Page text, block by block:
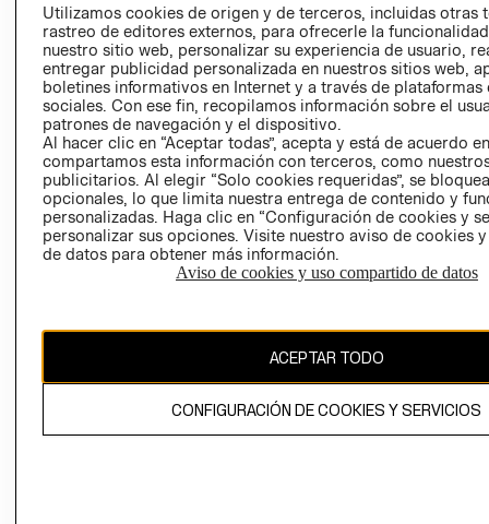
AVISO DE
PRIVACIDAD
GIFT CARD
AVISO DE
COOKIES
Uruguay ($U)
El contenido de esta página web está protegido por copyright y es
propiedad de H&M Hennes & Mauritz AB.
Utilizamos cookies de origen y de terceros, incluidas otras
rastreo de editores externos, para ofrecerle la
nuestro sitio web, personalizar su experiencia de usuario,
entregar publicidad personalizada en nuestros sitios web,
boletines informativos en Internet y a través de plataformas
sociales. Con ese fin, recopilamos información sobre el
patrones de navegación y el dispositivo.
Al hacer clic en “Aceptar todas”, acepta y está de acuerdo
compartamos esta información con terceros, como
publicitarios. Al elegir “Solo cookies requeridas”, se
opcionales, lo que limita nuestra entrega de contenido y
personalizadas. Haga clic en “Configuración de cookies y
personalizar sus opciones. Visite nuestro aviso de cookies
de datos para obtener más información.
Aviso de cookies y uso compartido de datos
ACEPTAR TODO
CONFIGURACIÓN DE COOKIES Y SERVICIOS